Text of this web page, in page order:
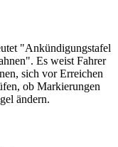
"Ankündigungstafel
Es weist Fahrer
sich vor Erreichen
ob Markierungen
ändern.